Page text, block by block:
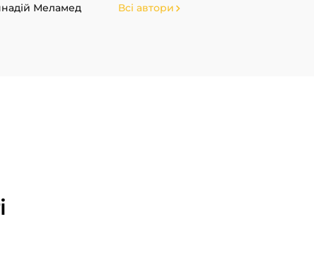
Меламед
Всі автори